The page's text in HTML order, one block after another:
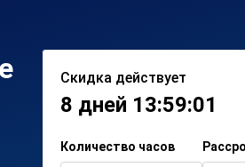
Скидка действует
8 дней 13:59:01
Количество часов